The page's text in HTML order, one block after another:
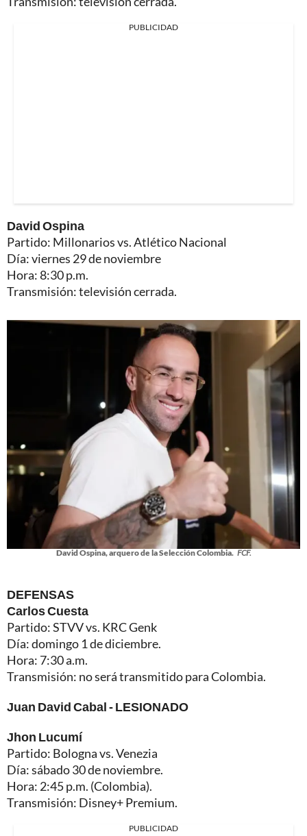
PUBLICIDAD
David Ospina
Partido: Millonarios vs. Atlético Nacional
Día: viernes 29 de noviembre
Hora: 8:30 p.m.
Transmisión: televisión cerrada.
David Ospina, arquero de la Selección Colombia. FCF.
DEFENSAS
Carlos Cuesta
Partido: STVV vs. KRC Genk
Día: domingo 1 de diciembre.
Hora: 7:30 a.m.
Transmisión: no será transmitido para Colombia.
Juan David Cabal - LESIONADO
Jhon Lucumí
Partido: Bologna vs. Venezia
Día: sábado 30 de noviembre.
Hora: 2:45 p.m. (Colombia).
Transmisión: Disney+ Premium.
PUBLICIDAD